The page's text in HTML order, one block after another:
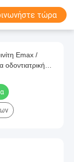
τώρα
Emax /
οδοντιατρική